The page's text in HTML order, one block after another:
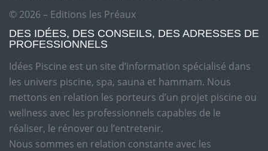
© 2026 – Editions les Préaux
DES IDÉES, DES CONSEILS, DES ADRESSES DE
PROFESSIONNELS
Idées Piscine est un site d’information spécialisé dans
les univers piscine, spa, sauna et hammam. Nous
mettons en relation les porteurs d’un projet piscine ou
wellness avec les professionnels capables de le
réaliser, le rénover ou l’entretenir.
Nous sommes en relation constante avec les